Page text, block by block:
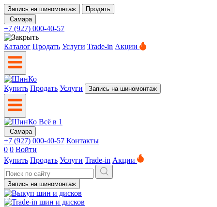
Запись на шиномонтаж
Продать
Самара
+7 (927) 000-40-57
Каталог Продать Услуги Trade-in Акции
Купить Продать Услуги Запись на шиномонтаж
Самара
+7 (927) 000-40-57 Контакты
0 0 Войти
Купить Продать Услуги Trade-in Акции
Запись на шиномонтаж